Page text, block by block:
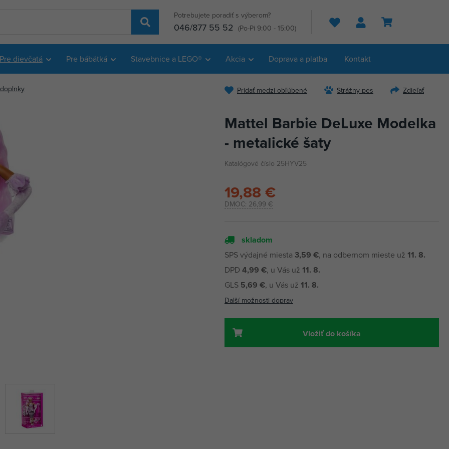
Potrebujete poradiť s výberom?
046/877 55 52 (Po-Pi 9:00 - 15:00) Hľadať
Pre dievčatá Pre bábätká Stavebnice a LEGO® Akcia Doprava a platba Kontakt
Pridať medzi obľúbené Strážny pes Zdieľať
Mattel Barbie DeLuxe Modelka
- metalické šaty
Katalógové číslo 25HYV25
DMOC: 26,99 €
19,88 €
skladom
SPS výdajné miesta 3,59 €, na odbernom mieste už 11. 8.
DPD 4,99 €, u Vás už 11. 8.
GLS 5,69 €, u Vás už 11. 8.
Další možnosti doprav
Vložiť do košíka